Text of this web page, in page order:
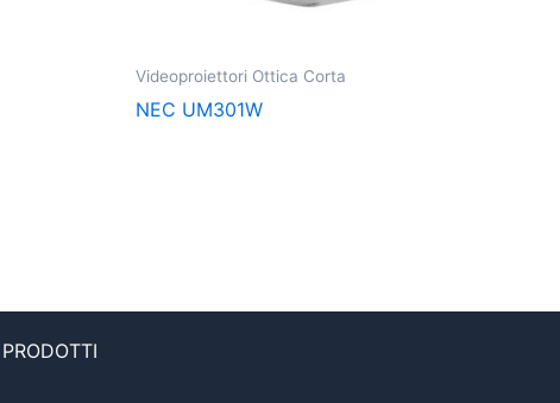
Videoproiettori Ottica Corta
NEC UM301W
PRODOTTI